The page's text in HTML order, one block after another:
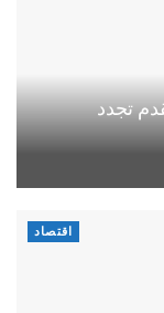
تجدد
اقتصاد